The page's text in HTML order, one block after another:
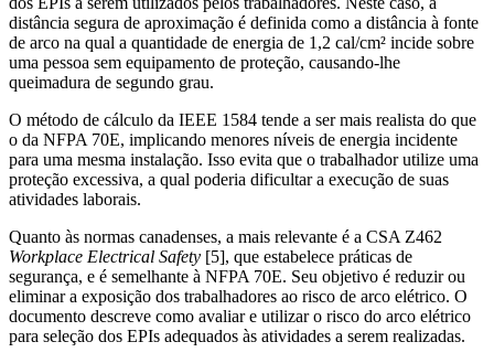
distância segura de aproximação é definida como a distância à fonte
de arco na qual a quantidade de energia de 1,2 cal/cm² incide sobre
uma pessoa sem equipamento de proteção, causando-lhe
queimadura de segundo grau.
O método de cálculo da IEEE 1584 tende a ser mais realista do que
o da NFPA 70E, implicando menores níveis de energia incidente
para uma mesma instalação. Isso evita que o trabalhador utilize uma
proteção excessiva, a qual poderia dificultar a execução de suas
atividades laborais.
Quanto às normas canadenses, a mais relevante é a CSA Z462
Workplace Electrical Safety [5], que estabelece práticas de
segurança, e é semelhante à NFPA 70E. Seu objetivo é reduzir ou
eliminar a exposição dos trabalhadores ao risco de arco elétrico. O
documento descreve como avaliar e utilizar o risco do arco elétrico
para seleção dos EPIs adequados às atividades a serem realizadas.